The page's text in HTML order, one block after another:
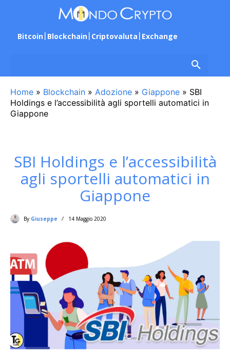
Bitcoin Blockchain Criptovaluta Exchange
Home » Blockchain » Adozione » Giappone » SBI
Holdings e l’accessibilità agli sportelli automatici in
Giappone
SBI Holdings e l’accessibilità
agli sportelli automatici in
Giappone
By Giuseppe 14 Maggio 2020